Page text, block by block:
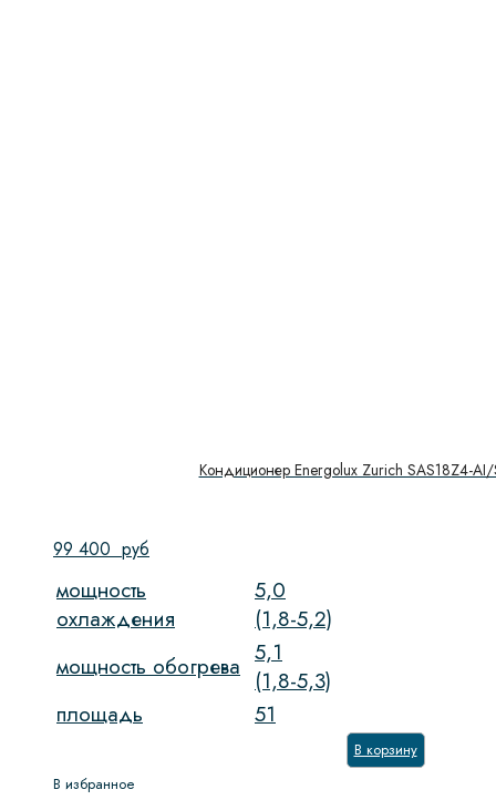
Кондиционер Energolux Zurich SAS18Z4-AI/
99 400 руб
мощность
охлаждения
5,0
(1,8-5,2)
мощность обогрева 5,1
(1,8-5,3)
площадь
51
В корзину
В избранное